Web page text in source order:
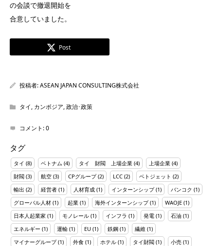
の会談で撤退開始を
合意していました。
Post
投稿者:ASEAN JAPAN CONSULTING株式会社
タイ, カンボジア,政治･政策
コメント:0
タグ
タイ (8) ベトナム (4) タイ 財閥 上場企業 (4) 上場企業 (4)
財閥 (3) 航空 (3) CPグループ(2) LCC (2) ベトジェット (2)
輸出 (2) 経営者 (1) 人材育成 (1) インターンシップ(1) バンコク (1)
グローバル人材 (1) 起業 (1) 海外インターンシップ(1) WAOJE (1)
日本人起業家 (1) モノレール (1) インフラ (1) 発電 (1) 石油 (1)
エネルギー (1) 運輸 (1) EU (1) 鉄鋼 (1) 繊維 (1)
マイナーグループ(1) 外食 (1) ホテル (1) タイ財閥 (1) 小売 (1)